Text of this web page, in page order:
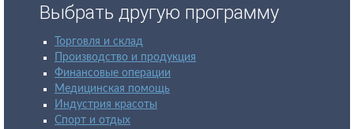
Выбрать другую программу
Торговля и склад
Производство и продукция
Финансовые операции
Медицинская помощь
Индустрия красоты
Спорт и отдых